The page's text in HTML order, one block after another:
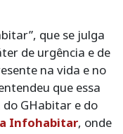
que se julga
de urgência e de
na vida e no
que essa
GHabitar e do
Infohabitar, onde